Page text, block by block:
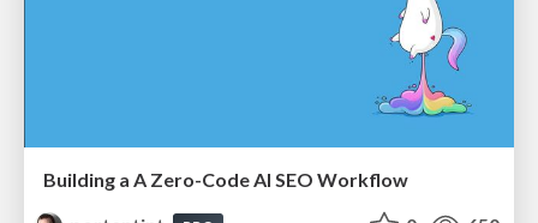
Building a A Zero-Code AI SEO Workflow